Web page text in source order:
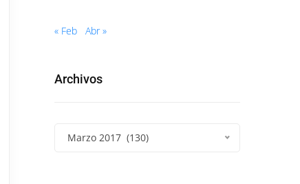
« Feb Abr »
Archivos
Marzo 2017 (130)